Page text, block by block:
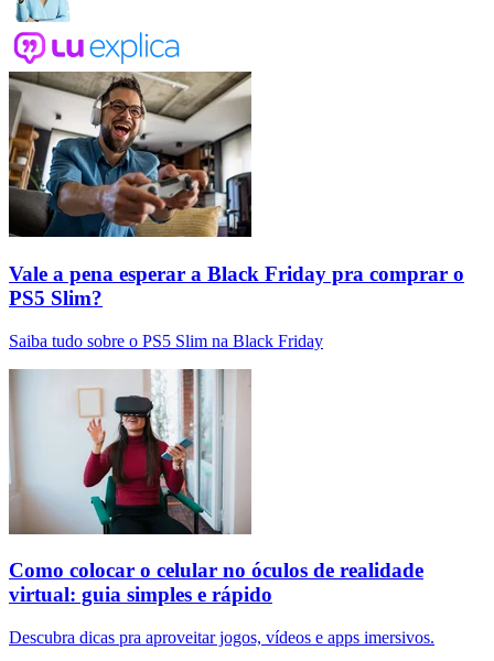
Vale a pena esperar a Black Friday pra comprar o
PS5 Slim?
Saiba tudo sobre o PS5 Slim na Black Friday
Como colocar o celular no óculos de realidade
virtual: guia simples e rápido
Descubra dicas pra aproveitar jogos, vídeos e apps imersivos.